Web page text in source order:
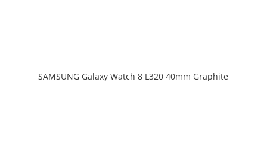
SAMSUNG Galaxy Watch 8 L320 40mm Graphite